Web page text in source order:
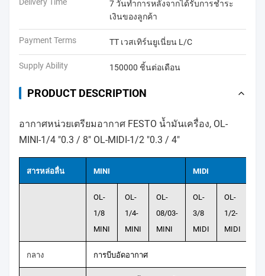
7 วันทำการหลังจากได้รับการชำระ
เงินของลูกค้า
Payment Terms TT เวสเทิร์นยูเนี่ยน L/C
Supply Ability 150000 ชิ้นต่อเดือน
PRODUCT DESCRIPTION
อากาศหน่วยเตรียมอากาศ FESTO น้ำมันเครื่อง, OL-
MINI-1/4 "0.3 / 8" OL-MIDI-1/2 "0.3 / 4"
สารหล่อลื่น MINI MIDI
OL-
1/8
MINI
OL-
1/4-
MINI
OL-
08/03-
MINI
OL-
3/8
MIDI
OL-
1/2-
MIDI
กลาง การบีบอัดอากาศ